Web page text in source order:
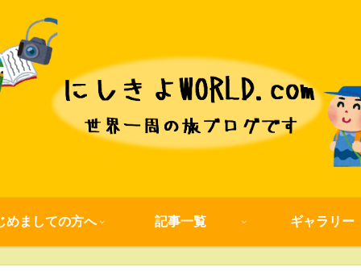
めましての方へ 記事一覧 ギャラリー